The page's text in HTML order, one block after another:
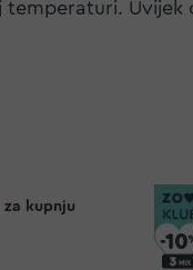
Uvijek
kupnju